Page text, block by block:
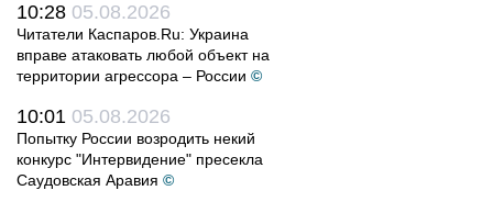
10:28 05.08.2026
Читатели Каспаров.Ru: Украина
вправе атаковать любой объект на
территории агрессора – России ©
10:01 05.08.2026
Попытку России возродить некий
конкурс "Интервидение" пресекла
Саудовская Аравия ©